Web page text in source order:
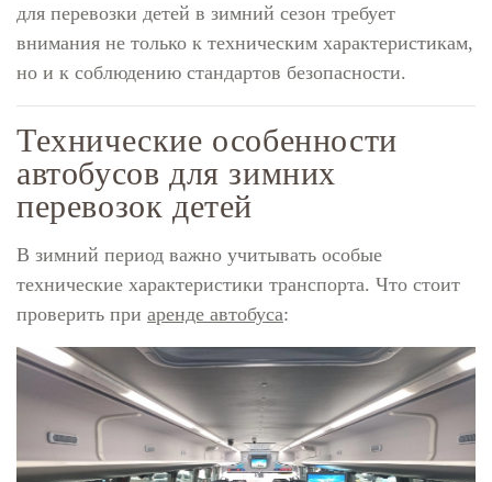
для перевозки детей в зимний сезон требует
внимания не только к техническим характеристикам,
но и к соблюдению стандартов безопасности.
Технические особенности
автобусов для зимних
перевозок детей
В зимний период важно учитывать особые
технические характеристики транспорта. Что стоит
проверить при аренде автобуса: